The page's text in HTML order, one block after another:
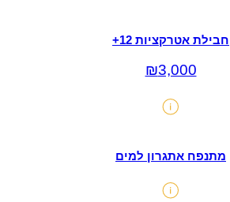
חבילת אטרקציות 12+
₪3,000
מתנפח אתגרון למים